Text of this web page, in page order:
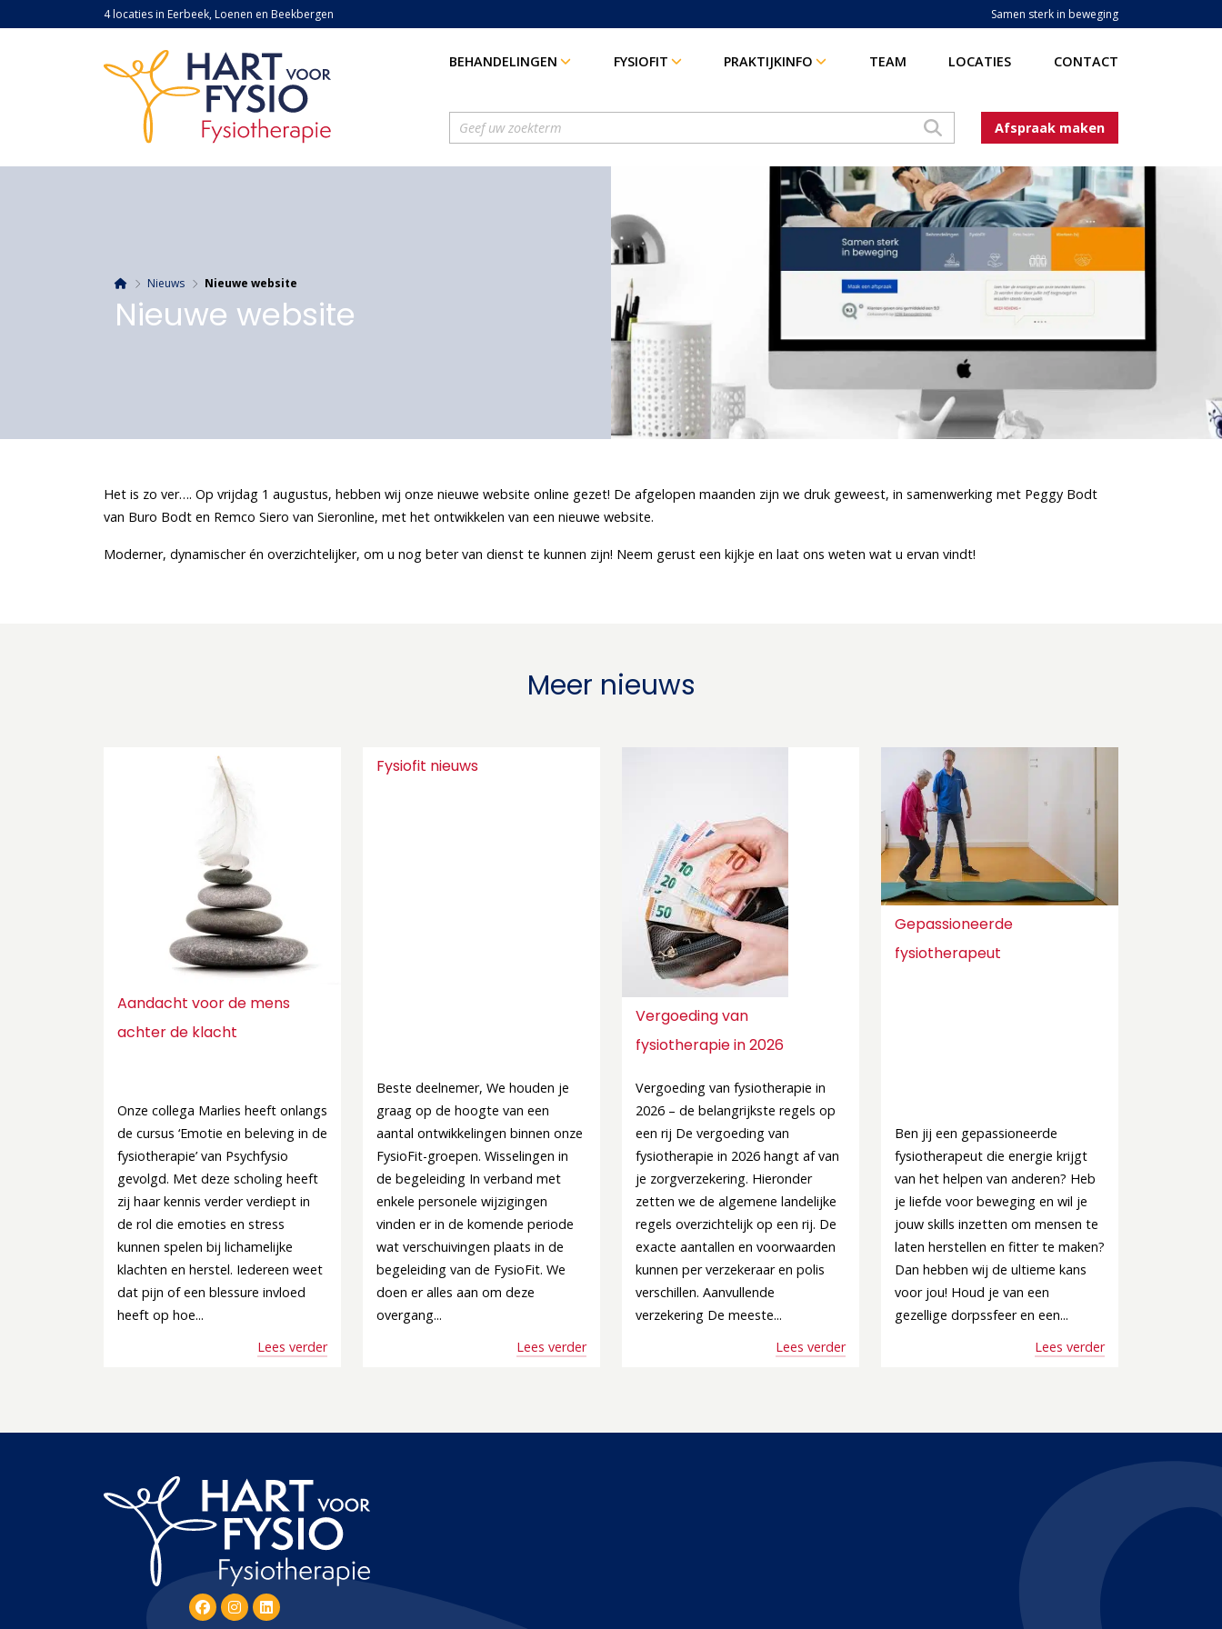
4 locaties in Eerbeek, Loenen en Beekbergen Samen sterk in beweging
BEHANDELINGEN FYSIOFIT PRAKTIJKINFO TEAM LOCATIES CONTACT
Afspraak maken
Nieuws Nieuwe website
Nieuwe website
Het is zo ver…. Op vrijdag 1 augustus, hebben wij onze nieuwe website online gezet! De afgelopen maanden zijn we druk geweest, in samenwerking met Peggy Bodt
van Buro Bodt en Remco Siero van Sieronline, met het ontwikkelen van een nieuwe website.
Moderner, dynamischer én overzichtelijker, om u nog beter van dienst te kunnen zijn! Neem gerust een kijkje en laat ons weten wat u ervan vindt!
Meer nieuws
Aandacht voor de mens
achter de klacht
Onze collega Marlies heeft onlangs
de cursus ‘Emotie en beleving in de
fysiotherapie’ van Psychfysio
gevolgd. Met deze scholing heeft
zij haar kennis verder verdiept in
de rol die emoties en stress
kunnen spelen bij lichamelijke
klachten en herstel. Iedereen weet
dat pijn of een blessure invloed
heeft op hoe...
Lees verder
Fysiofit nieuws
Beste deelnemer, We houden je
graag op de hoogte van een
aantal ontwikkelingen binnen onze
FysioFit-groepen. Wisselingen in
de begeleiding In verband met
enkele personele wijzigingen
vinden er in de komende periode
wat verschuivingen plaats in de
begeleiding van de FysioFit. We
doen er alles aan om deze
overgang...
Lees verder
Vergoeding van
fysiotherapie in 2026
Vergoeding van fysiotherapie in
2026 – de belangrijkste regels op
een rij De vergoeding van
fysiotherapie in 2026 hangt af van
je zorgverzekering. Hieronder
zetten we de algemene landelijke
regels overzichtelijk op een rij. De
exacte aantallen en voorwaarden
kunnen per verzekeraar en polis
verschillen. Aanvullende
verzekering De meeste...
Lees verder
Gepassioneerde
fysiotherapeut
Ben jij een gepassioneerde
fysiotherapeut die energie krijgt
van het helpen van anderen? Heb
je liefde voor beweging en wil je
jouw skills inzetten om mensen te
laten herstellen en fitter te maken?
Dan hebben wij de ultieme kans
voor jou! Houd je van een
gezellige dorpssfeer en een...
Lees verder